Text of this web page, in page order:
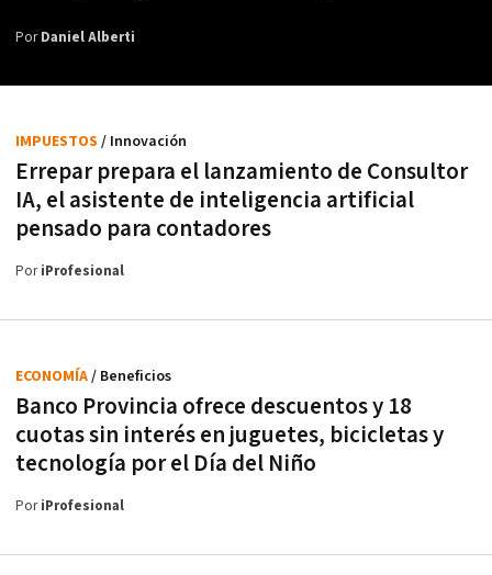
PorDaniel Alberti
Errepar prepara el lanzamiento de Consultor
IA, el asistente de inteligencia artificial
pensado para contadores
IMPUESTOS / Innovación
PoriProfesional
Banco Provincia ofrece descuentos y 18
cuotas sin interés en juguetes, bicicletas y
tecnología por el Día del Niño
ECONOMÍA/ Beneficios
PoriProfesional